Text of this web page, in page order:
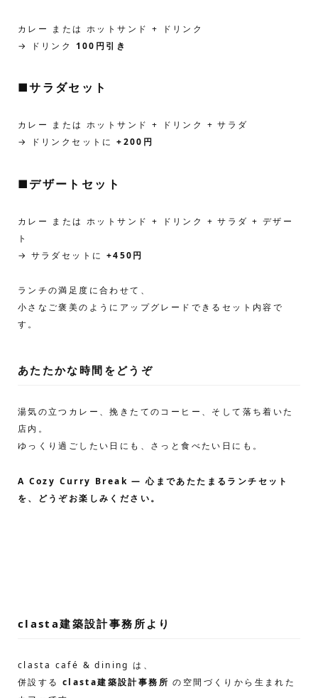
カレー または ホットサンド + ドリンク
→ ドリンク 100円引き
■サラダセット
カレー または ホットサンド + ドリンク + サラダ
→ ドリンクセットに+200円
■デザートセット
カレー または ホットサンド + ドリンク + サラダ + デザー
ト
→ サラダセットに +450円
ランチの満足度に合わせて、
小さなご褒美のようにアップグレードできるセット内容で
す。
あたたかな時間をどうぞ
湯気の立つカレー、挽きたてのコーヒー、そして落ち着いた
店内。
ゆっくり過ごしたい日にも、さっと食べたい日にも。
A Cozy Curry Break — 心まであたたまるランチセット
を、どうぞお楽しみください。
clasta建築設計事務所より
clasta café & dining は、
併設する clasta建築設計事務所 の空間づくりから生まれた